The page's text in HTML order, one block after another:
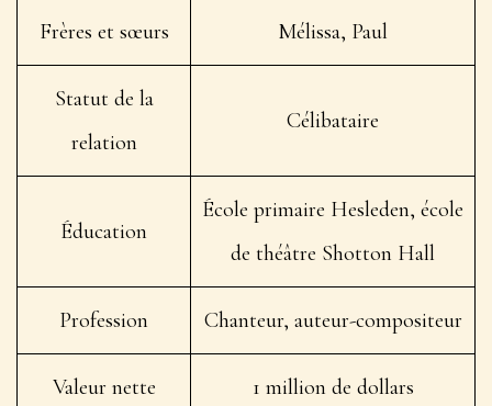
Frères et sœurs Mélissa, Paul
Statut de la
relation
Célibataire
Éducation
École primaire Hesleden, école
de théâtre Shotton Hall
Profession Chanteur, auteur-compositeur
Valeur nette 1 million de dollars